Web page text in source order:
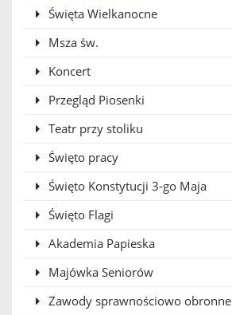
Święta Wielkanocne
Msza św.
Koncert
Przegląd Piosenki
Teatr przy stoliku
Święto pracy
Święto Konstytucji 3-go Maja
Święto Flagi
Akademia Papieska
Majówka Seniorów
Zawody sprawnościowo obronne